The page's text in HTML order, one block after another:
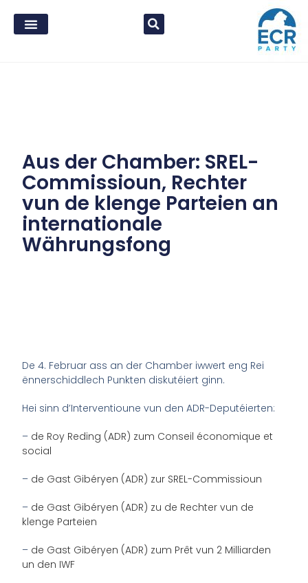
Aus der Chamber: SREL-
Commissioun, Rechter
vun de klenge Parteien an
internationale
Währungsfong
De 4. Februar ass an der Chamber iwwert eng Rei
ënnerschiddlech Punkten diskutéiert ginn.
Hei sinn d’Interventioune vun den ADR-Deputéierten:
– de Roy Reding (ADR) zum Conseil économique et
social
– de Gast Gibéryen (ADR) zur SREL-Commissioun
– de Gast Gibéryen (ADR) zu de Rechter vun de
klenge Parteien
– de Gast Gibéryen (ADR) zum Prêt vun 2 Milliarden
un den IWF